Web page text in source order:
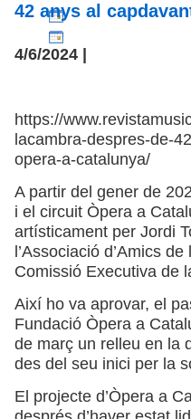
42 anys al
4/6/2024 |
https://
lacambra-despres-de-
opera-a-catalunya/
A partir del gener de
i el circuit Òpera a
artísticament per Jordi
l’Associació d’Amics
Comissió Executiva de
Així ho va aprovar, el
Fundació Òpera a
de març un relleu en la
des del seu inici per la
El projecte d’Òpera a